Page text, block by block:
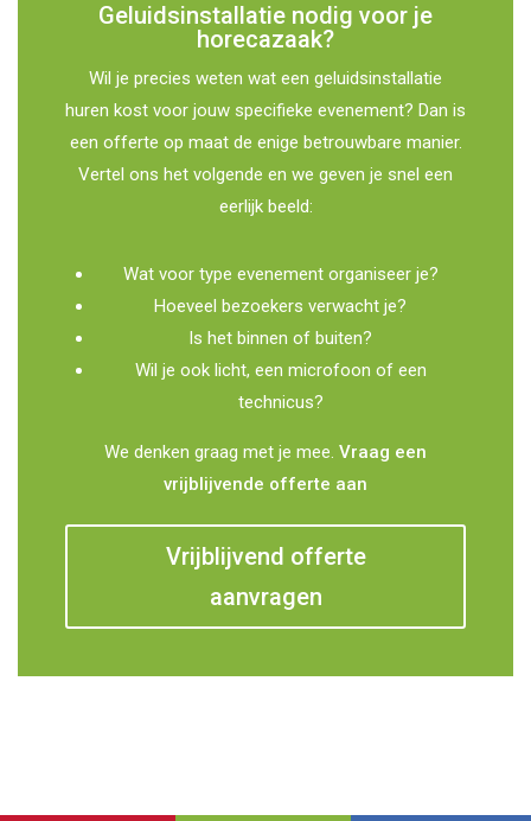
Geluidsinstallatie nodig voor je
horecazaak?
Wil je precies weten wat een geluidsinstallatie
huren kost voor jouw specifieke evenement? Dan is
een offerte op maat de enige betrouwbare manier.
Vertel ons het volgende en we geven je snel een
eerlijk beeld:
Wat voor type evenement organiseer je?
Hoeveel bezoekers verwacht je?
Is het binnen of buiten?
Wil je ook licht, een microfoon of een
technicus?
We denken graag met je mee. Vraag een
vrijblijvende offerte aan
Vrijblijvend offerte
aanvragen